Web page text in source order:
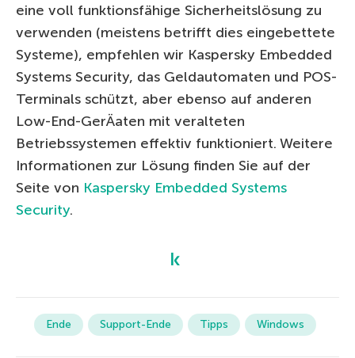
eine voll funktionsfähige Sicherheitslösung zu
verwenden (meistens betrifft dies eingebettete
Systeme), empfehlen wir Kaspersky Embedded
Systems Security, das Geldautomaten und POS-
Terminals schützt, aber ebenso auf anderen
Low-End-GerÄaten mit veralteten
Betriebssystemen effektiv funktioniert. Weitere
Informationen zur Lösung finden Sie auf der
Seite von Kaspersky Embedded Systems
Security.
Ende Support-Ende Tipps Windows